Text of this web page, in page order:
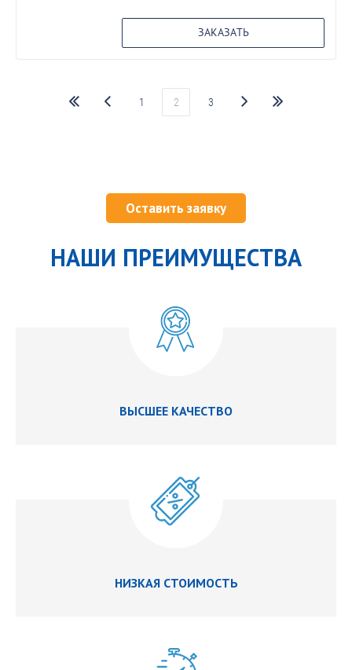
ЗАКАЗАТЬ
1 2 3
Оставить заявку
НАШИ ПРЕИМУЩЕСТВА
ВЫСШЕЕ КАЧЕСТВО
НИЗКАЯ СТОИМОСТЬ